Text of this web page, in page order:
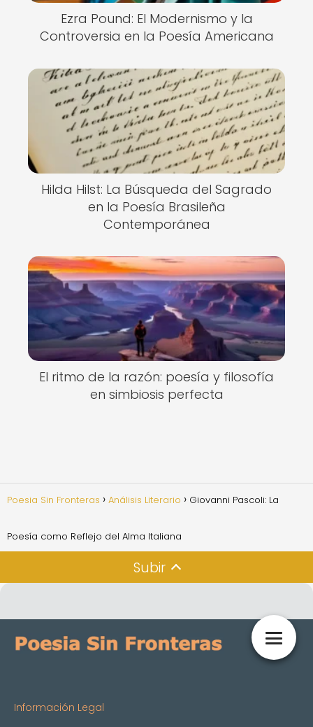
Ezra Pound: El Modernismo y la
Controversia en la Poesía Americana
Hilda Hilst: La Búsqueda del Sagrado
en la Poesía Brasileña
Contemporánea
El ritmo de la razón: poesía y filosofía
en simbiosis perfecta
Poesia Sin Fronteras Análisis Literario Giovanni Pascoli: La
Poesía como Reflejo del Alma Italiana
Subir
Información Legal